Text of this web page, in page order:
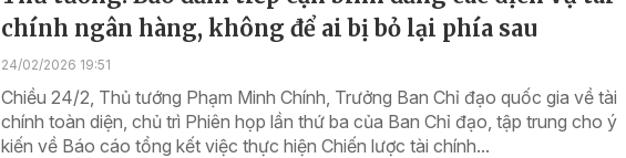
chính ngân hàng, không để ai bị bỏ lại phía sau
24/02/2026 19:51
Chiều 24/2, Thủ tướng Phạm Minh Chính, Trưởng Ban Chỉ đạo quốc gia về tài
chính toàn diện, chủ trì Phiên họp lần thứ ba của Ban Chỉ đạo, tập trung cho ý
kiến về Báo cáo tổng kết việc thực hiện Chiến lược tài chính...